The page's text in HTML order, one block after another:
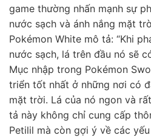
game thường nhấn mạnh sự
nước sạch và ánh nắng mặt
Pokémon White mô tả: “Khi
nước sạch, lá trên đầu nó sẽ
Mục nhập trong Pokémon
triển tốt nhất ở những nơi có
mặt trời. Lá của nó ngon và
tả này không chỉ cung cấp
Petilil mà còn gợi ý về các